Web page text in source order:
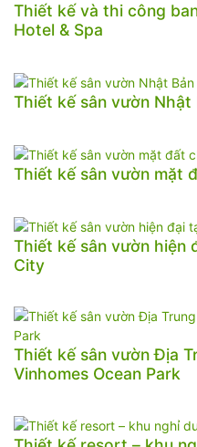
Thiết kế và thi công
Hotel & Spa
Thiết kế sân vườn Nhật
Thiết kế sân vườn mặt
Thiết kế sân vườn hiện
City
Thiết kế sân vườn Địa
Vinhomes Ocean Park